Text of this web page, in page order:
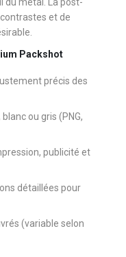
et de
Packshot
précis des
ou gris (PNG,
publicité et
détaillées pour
(variable selon